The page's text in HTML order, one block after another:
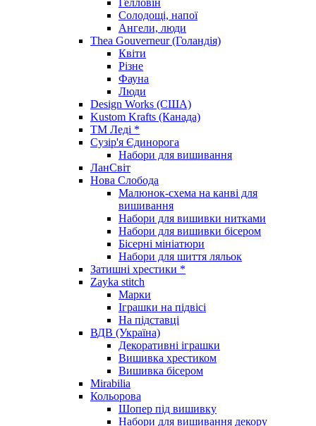
Солодощі, напої
Ангели, люди
Thea Gouverneur (Голандія)
Квіти
Різне
Фауна
Люди
Design Works (США)
Kustom Krafts (Канада)
ТМ Леді *
Сузір'я Єдинорога
Набори для вишивання
ЛанСвіт
Нова Слобода
Малюнок-схема на канві для
вишивання
Набори для вишивки нитками
Набори для вишивки бісером
Бісерні мініатюри
Набори для шиття ляльок
Затишні хрестики *
Zayka stitch
Марки
Іграшки на підвісі
На підставці
ВДВ (Україна)
Декоративні іграшки
Вишивка хрестиком
Вишивка бісером
Mirabilia
Кольорова
Шопер під вишивку
Набори для вишивання декору